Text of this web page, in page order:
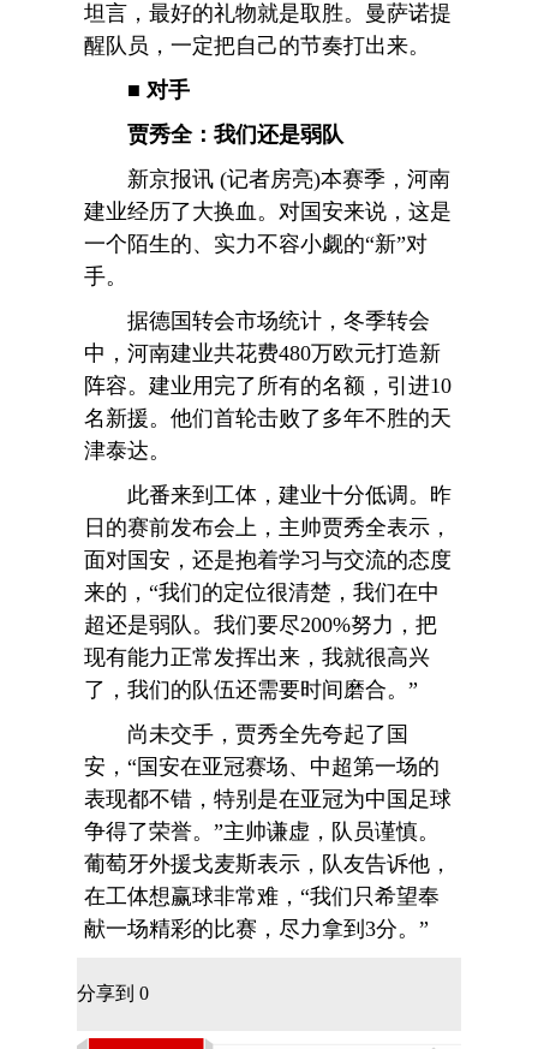
坦言，最好的礼物就是取胜。曼萨诺提
醒队员，一定把自己的节奏打出来。
■ 对手
贾秀全：我们还是弱队
新京报讯 (记者房亮)本赛季，河南
建业经历了大换血。对国安来说，这是
一个陌生的、实力不容小觑的“新”对
手。
据德国转会市场统计，冬季转会
中，河南建业共花费480万欧元打造新
阵容。建业用完了所有的名额，引进10
名新援。他们首轮击败了多年不胜的天
津泰达。
此番来到工体，建业十分低调。昨
日的赛前发布会上，主帅贾秀全表示，
面对国安，还是抱着学习与交流的态度
来的，“我们的定位很清楚，我们在中
超还是弱队。我们要尽200%努力，把
现有能力正常发挥出来，我就很高兴
了，我们的队伍还需要时间磨合。”
尚未交手，贾秀全先夸起了国
安，“国安在亚冠赛场、中超第一场的
表现都不错，特别是在亚冠为中国足球
争得了荣誉。”主帅谦虚，队员谨慎。
葡萄牙外援戈麦斯表示，队友告诉他，
在工体想赢球非常难，“我们只希望奉
献一场精彩的比赛，尽力拿到3分。”
分享到 0